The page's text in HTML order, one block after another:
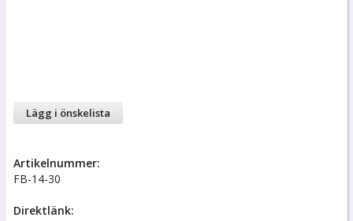
Lägg i önskelista
Artikelnummer:
FB-14-30
Direktlänk: